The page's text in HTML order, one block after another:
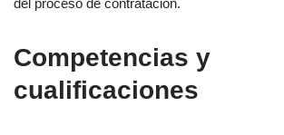
Competencias y
cualificaciones